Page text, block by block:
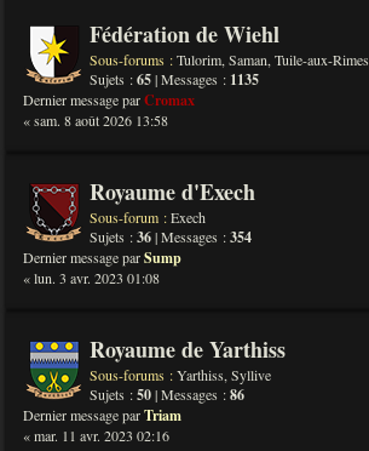
Fédération de Wiehl
Sous-forums :Tulorim, Saman, Tuile-aux-Rimes
Sujets :65| Messages : 1135
Dernier message parCromax
« sam. 8 août 2026 13:58
Royaume d'Exech
Sous-forum :Exech
Sujets :36| Messages :354
Dernier message parSump
« lun. 3 avr. 2023 01:08
Royaume de Yarthiss
Sous-forums :Yarthiss, Syllive
Sujets :50| Messages :86
Dernier message parTriam
« mar. 11 avr. 2023 02:16